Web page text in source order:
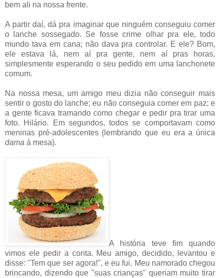
bem ali na nossa frente.
A partir daí, dá pra imaginar que ninguém conseguiu comer
o lanche sossegado. Se fosse crime olhar pra ele, todo
mundo tava em cana; não dava pra controlar. E ele? Bom,
ele estava lá, nem aí pra gente, nem aí pras horas,
simplesmente esperando o seu pedido em uma lanchonete
comum.
Na nossa mesa, um amigo meu dizia não conseguir mais
sentir o gosto do lanche; eu não conseguia comer em paz; e
a gente ficava tramando como chegar e pedir pra tirar uma
foto. Hilário. Em segundos, todos se comportavam como
meninas pré-adolescentes (lembrando que eu era a única
dama à mesa).
A história teve fim quando
vimos ele pedir a conta. Meu amigo, decidido, levantou e
disse: "Tem que ser agora!", e eu fui. Meu namorado chegou
brincando, dizendo que "suas crianças" queriam muito tirar